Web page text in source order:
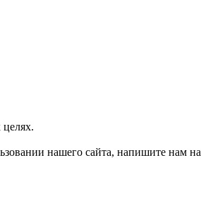
нашего сайта, напишите нам на